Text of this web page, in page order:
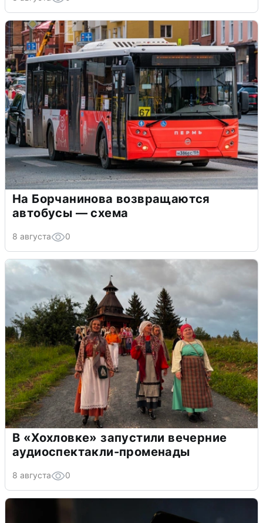
На Борчанинова возвращаются
автобусы — схема
8 августа 0
В «Хохловке» запустили вечерние
аудиоспектакли-променады
8 августа 0